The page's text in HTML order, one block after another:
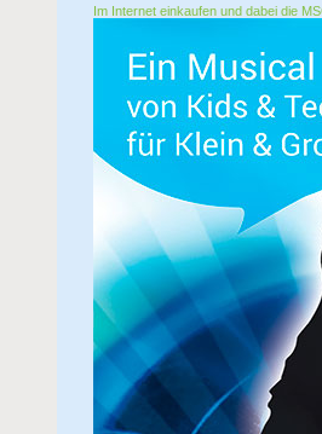
Im Internet einkaufen und dabei die